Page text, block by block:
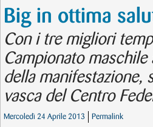
Big in ottima
Con i tre migliori
Campionato maschile
della manifestazione,
vasca del Centro
Mercoledì 24 Aprile 2013 Permalink